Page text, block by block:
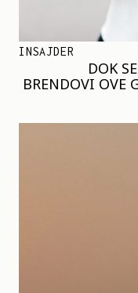
INSAJDER
DOK
BRENDOVI OVE